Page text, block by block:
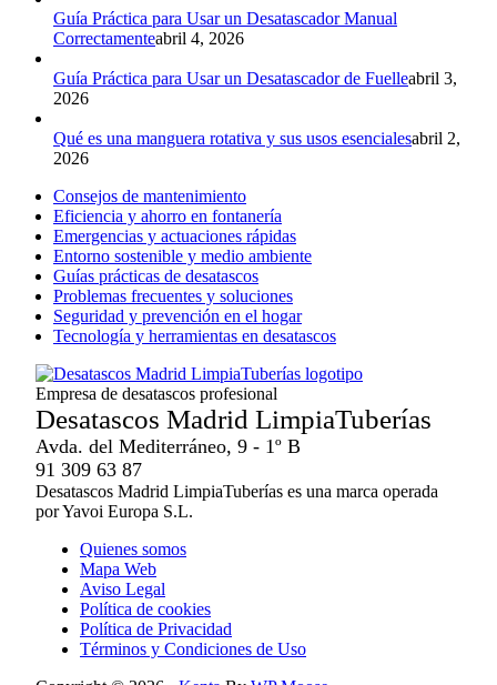
Guía Práctica para Usar un Desatascador Manual
Correctamenteabril 4, 2026
Guía Práctica para Usar un Desatascador de Fuelleabril 3,
2026
Qué es una manguera rotativa y sus usos esencialesabril 2,
2026
Consejos de mantenimiento
Eficiencia y ahorro en fontanería
Emergencias y actuaciones rápidas
Entorno sostenible y medio ambiente
Guías prácticas de desatascos
Problemas frecuentes y soluciones
Seguridad y prevención en el hogar
Tecnología y herramientas en desatascos
Empresa de desatascos profesional
Desatascos Madrid LimpiaTuberías
Avda. del Mediterráneo, 9 - 1º B
91 309 63 87
Desatascos Madrid LimpiaTuberías es una marca operada
por Yavoi Europa S.L.
Quienes somos
Mapa Web
Aviso Legal
Política de cookies
Política de Privacidad
Términos y Condiciones de Uso